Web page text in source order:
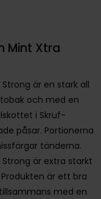
Mint Xtra
är en stark all
och med en
i Skruf-
påsar. Portionerna
tänderna.
Strong är extra starkt
är ett bra
med en